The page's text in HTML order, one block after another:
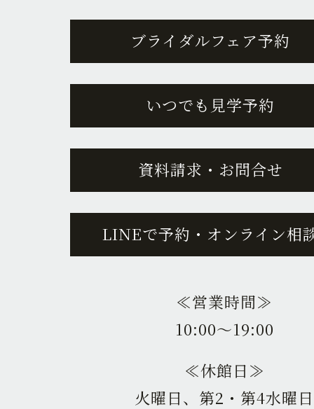
ブライダルフェア予約
いつでも見学予約
資料請求・お問合せ
LINEで予約・オンライン相
≪営業時間≫
10:00〜19:00
≪休館日≫
火曜日、第2・第4水曜日